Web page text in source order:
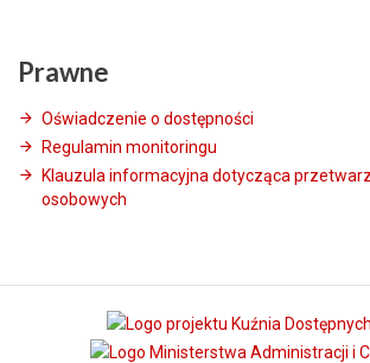
Prawne
Oświadczenie o dostępności
Regulamin monitoringu
Klauzula informacyjna dotycząca
osobowych